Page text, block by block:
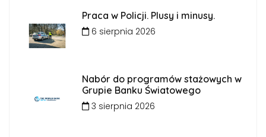
Praca w Policji. Plusy i minusy.
6 sierpnia 2026
Nabór do programów stażowych w
Grupie Banku Światowego
3 sierpnia 2026